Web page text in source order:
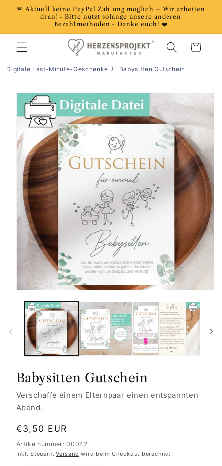
zum
Inhalt
🚨 Aktuell keine PayPal Zahlung möglich – Wir arbeiten
dran! - Bitte nutzt solange unsere anderen
Bezahlmethoden - Danke euch! ❤️
Warenkorb
Digitale Last-Minute-Geschenke Babysitten Gutschein
Babysitten Gutschein
Verschaffe einem Elternpaar einen entspannten
Abend.
Normaler
Preis
€3,50 EUR
Artikelnummer: 00042
Inkl. Steuern.Versand wird beim Checkout berechnet